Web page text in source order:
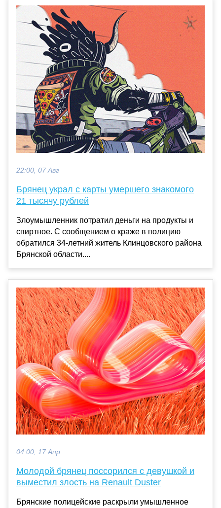
22:00, 07 Авг
Брянец украл с карты умершего знакомого
21 тысячу рублей
Злоумышленник потратил деньги на продукты и
спиртное. С сообщением о краже в полицию
обратился 34-летний житель Клинцовского района
Брянской области....
04:00, 17 Апр
Молодой брянец поссорился с девушкой и
выместил злость на Renault Duster
Брянские полицейские раскрыли умышленное